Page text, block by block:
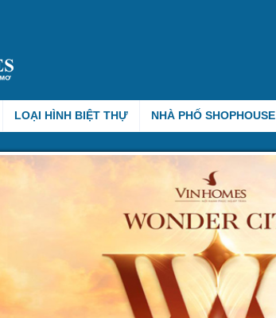
LOẠI HÌNH BIỆT THỰ NHÀ PHỐ SHOPHOUSE